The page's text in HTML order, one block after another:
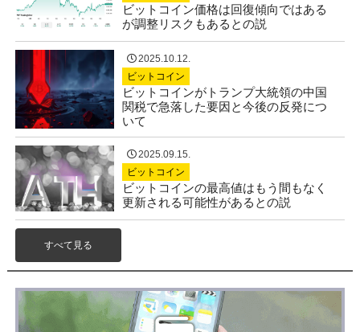
ビットコイン価格は回復傾向ではある
が調整リスクもあるとの説
2025.10.12.
ビットコイン
ビットコインがトランプ大統領の中国
関税で急落した要因と今後の反発につ
いて
2025.09.15.
ビットコイン
ビットコインの最高値はもう間もなく
更新される可能性があるとの説
すべて見る